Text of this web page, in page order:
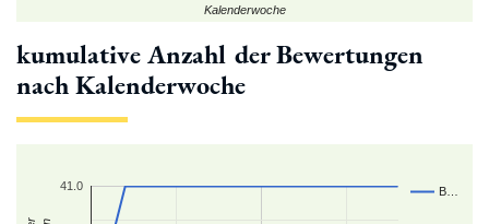
Kalenderwoche
kumulative Anzahl der Bewertungen
nach Kalenderwoche
B…
41.0